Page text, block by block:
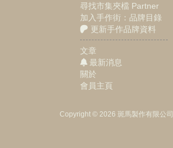
尋找市集夾檔 Partner
加入手作街：品牌目錄
更新手作品牌資料
文章
最新消息
關於
會員主頁
Copyright © 2026 斑馬製作有限公司